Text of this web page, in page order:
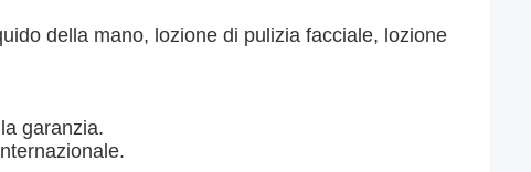
della mano, lozione di pulizia facciale, lozione
garanzia.